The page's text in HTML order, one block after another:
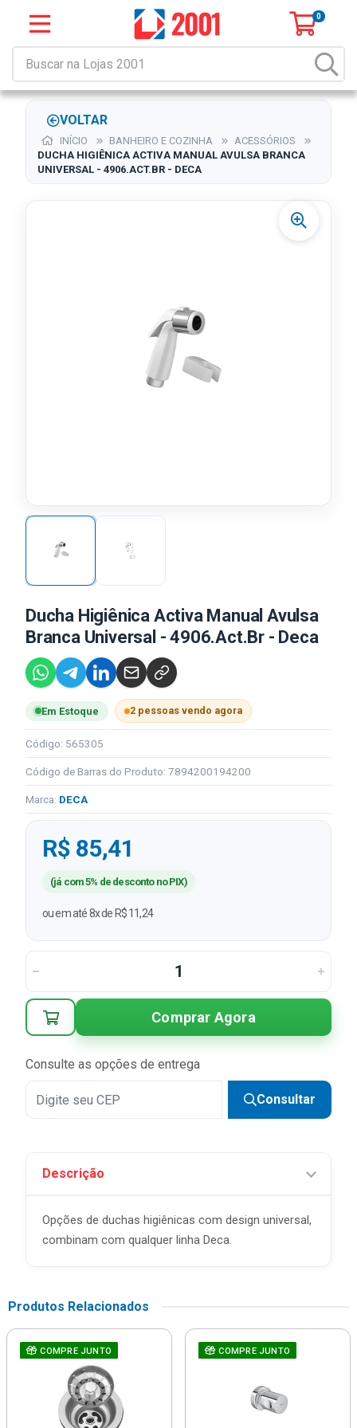
0
VOLTAR
INÍCIO BANHEIRO E COZINHA
ACESSÓRIOS
DUCHA HIGIÊNICA ACTIVA MANUAL AVULSA BRANCA
UNIVERSAL - 4906.ACT.BR - DECA
Ducha Higiênica Activa Manual Avulsa
Branca Universal - 4906.Act.Br - Deca
Em Estoque 2 pessoas vendo agora
Código: 565305
Código de Barras do Produto: 7894200194200
Marca: DECA
R$ 85,41
(já com 5% de desconto no PIX)
ou em até 8x de R$ 11,24
Comprar Agora
Consulte as opções de entrega
Consultar
Descrição
Opções de duchas higiênicas com design universal,
combinam com qualquer linha Deca.
Produtos Relacionados
COMPRE JUNTO COMPRE JUNTO